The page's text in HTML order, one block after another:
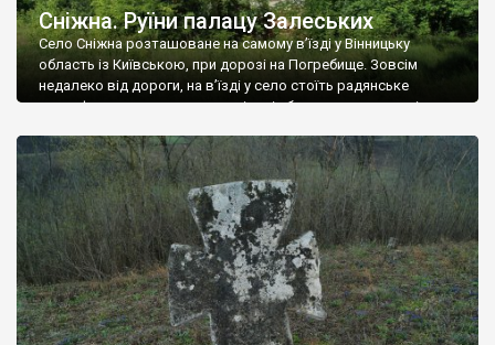
Сніжна. Руїни палацу Залеських
Село Сніжна розташоване на самому в’їзді у Вінницьку
область із Київською, при дорозі на Погребище. Зовсім
недалеко від дороги, на в’їзді у село стоїть радянське
рельєфне пано, яке показує жінку і яблуню, а трохи далі, десь
не видно, але видно дві стареньких колії у траві – […]